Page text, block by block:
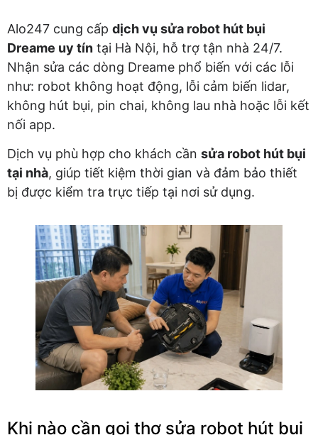
Alo247 cung cấp dịch vụ sửa robot hút bụi
Dreame uy tín tại Hà Nội, hỗ trợ tận nhà 24/7.
Nhận sửa các dòng Dreame phổ biến với các lỗi
như: robot không hoạt động, lỗi cảm biến lidar,
không hút bụi, pin chai, không lau nhà hoặc lỗi kết
nối app.
Dịch vụ phù hợp cho khách cần sửa robot hút bụi
tại nhà, giúp tiết kiệm thời gian và đảm bảo thiết
bị được kiểm tra trực tiếp tại nơi sử dụng.
Khi nào cần gọi thợ sửa robot hút bụi